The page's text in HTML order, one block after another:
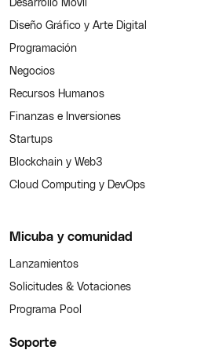
Diseño Gráfico y Arte Digital
Programación
Negocios
Recursos Humanos
Finanzas e Inversiones
Startups
Blockchain y Web3
Cloud Computing y DevOps
Micuba y comunidad
Lanzamientos
Solicitudes & Votaciones
Programa Pool
Soporte